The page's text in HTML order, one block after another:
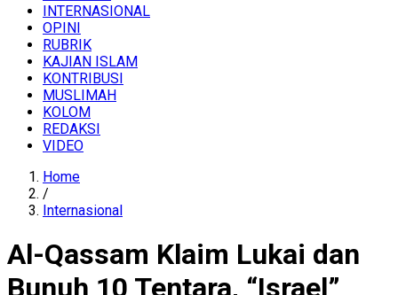
INTERNASIONAL
OPINI
RUBRIK
KAJIAN ISLAM
KONTRIBUSI
MUSLIMAH
KOLOM
REDAKSI
VIDEO
Home
/
Internasional
Al-Qassam Klaim Lukai dan